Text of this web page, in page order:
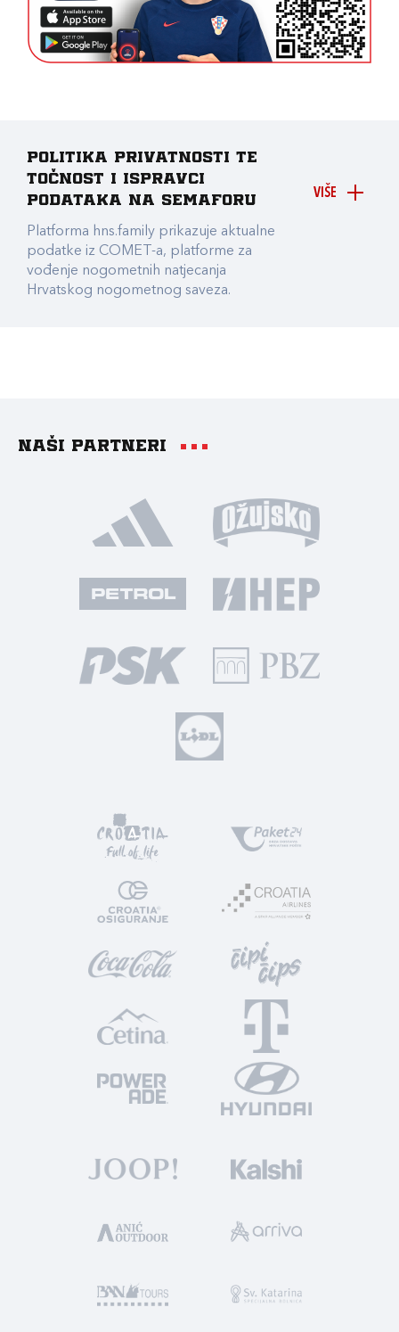
VIŠE
Politika privatnosti te
točnost i ispravci
podataka na Semaforu
Platforma hns.family prikazuje aktualne
podatke iz COMET-a, platforme za
vođenje nogometnih natjecanja
Hrvatskog nogometnog saveza.
Naši partneri